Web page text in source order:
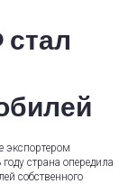
стал
экспортером
страна опередила
собственного